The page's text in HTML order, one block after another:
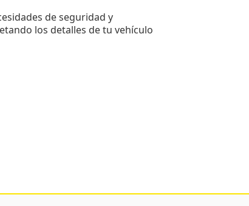
de seguridad y
los detalles de tu vehículo